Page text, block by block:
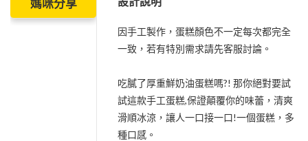
媽咪分享
因手工製作，蛋糕顏色不一定每次都完全
一致，若有特別需求請先客服討論。
吃膩了厚重鮮奶油蛋糕嗎?! 那你絕對要試
試這款手工蛋糕,保證顛覆你的味蕾，清爽
滑順冰涼，讓人一口接一口!一個蛋糕，多
種口感。